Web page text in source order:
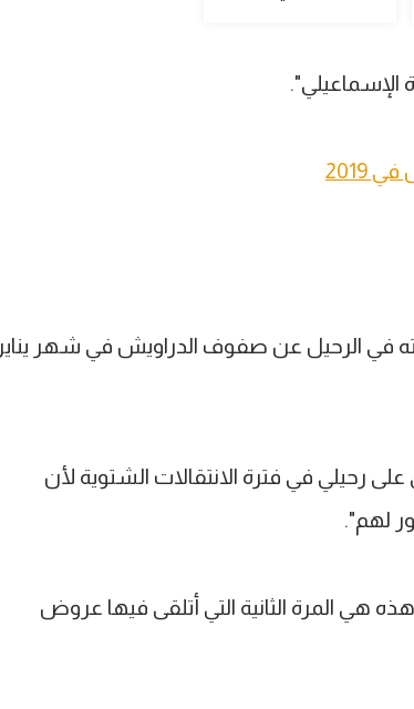
في الرحيل عن صفوف الدراويش في شهر يناير
رحيلي في فترة الانتقالات الشتوية لأن
لهم".
هي المرة الثانية التي أتلقى فيها عروض